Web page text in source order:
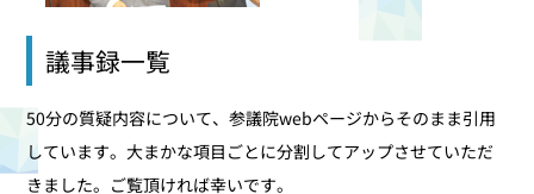
議事録一覧
50分の質疑内容について、参議院webページからそのまま引用
しています。大まかな項目ごとに分割してアップさせていただ
きました。ご覧頂ければ幸いです。